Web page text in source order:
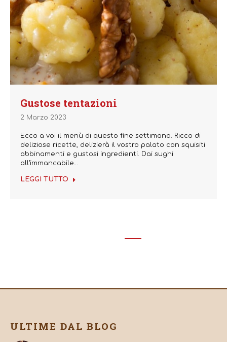
Gustose tentazioni
2 Marzo 2023
Ecco a voi il menù di questo fine settimana. Ricco di
deliziose ricette, delizierà il vostro palato con squisiti
abbinamenti e gustosi ingredienti. Dai sughi
all’immancabile…
LEGGI TUTTO
ULTIME DAL BLOG